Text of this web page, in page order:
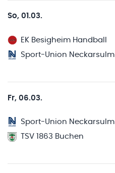
So, 01.03.
EK Besigheim Handball
Sport-Union Neckarsulm
Fr, 06.03.
Sport-Union Neckarsulm
TSV 1863 Buchen